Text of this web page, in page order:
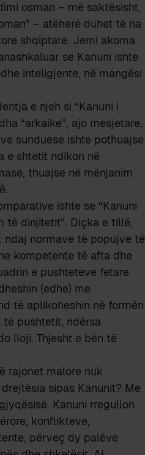
osman – më saktësisht,
– atëherë duhet të na
shqiptare. Jemi akoma
se Kanuni ishte
inteligjente, në mangësi
e njeh si “Kanuni i
“arkaike”, ajo mesjetare,
sunduese ishte pothuajse
e shtetit ndikon në
thuajse në mënjanim
ishte se “Kanuni
të dinjitetit”. Diçka e tillë,
ndaj normave të popujve të
kompetente të afta dhe
e pushteteve fetare
(edhe) me
të aplikoheshin në formën
pushtetit, ndërsa
lloji. Thjesht e bën të
rajonet malore nuk
sipas Kanunit? Me
Kanuni rregullon
konflikteve,
përveç dy palëve